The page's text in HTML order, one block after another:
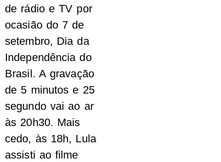
de rádio e TV por
ocasião do 7 de
setembro, Dia da
Independência do
Brasil. A gravação
de 5 minutos e 25
segundo vai ao ar
às 20h30. Mais
cedo, às 18h, Lula
assisti ao filme